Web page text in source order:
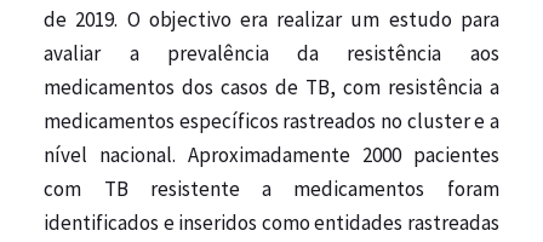
de 2019. O objectivo era realizar um estudo para
avaliar a prevalência da resistência aos
medicamentos dos casos de TB, com resistência a
medicamentos específicos rastreados no cluster e a
nível nacional. Aproximadamente 2000 pacientes
com TB resistente a medicamentos foram
identificados e inseridos como entidades rastreadas